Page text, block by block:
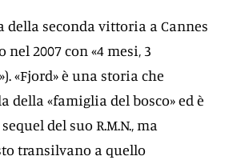
della seconda vittoria a Cannes
2007 con «4 mesi, 3
«Fjord» è una storia che
della «famiglia del bosco» ed è
del suo R.M.N., ma
transilvano a quello